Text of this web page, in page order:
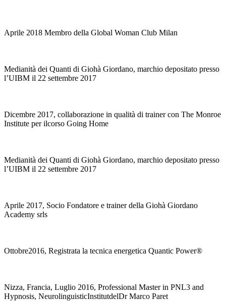
Aprile 2018 Membro della Global Woman Club Milan
Medianità dei Quanti di Giohà Giordano, marchio depositato presso
l’UIBM il 22 settembre 2017
Dicembre 2017, collaborazione in qualità di trainer con The Monroe
Institute per ilcorso Going Home
Medianità dei Quanti di Giohà Giordano, marchio depositato presso
l’UIBM il 22 settembre 2017
Aprile 2017, Socio Fondatore e trainer della Giohà Giordano
Academy srls
Ottobre2016, Registrata la tecnica energetica Quantic Power®
Nizza, Francia, Luglio 2016, Professional Master in PNL3 and
Hypnosis, NeurolinguisticInstitutdelDr Marco Paret